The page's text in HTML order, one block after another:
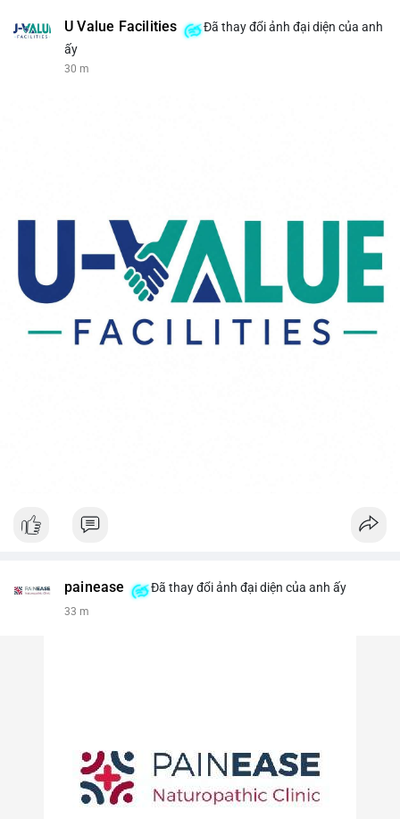
U Value Facilities
Đã thay đổi ảnh đại diện của anh
ấy
30 m
painease Đã thay đổi ảnh đại diện của anh ấy
33 m